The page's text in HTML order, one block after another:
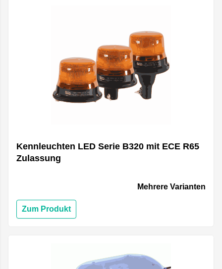
Kennleuchten LED Serie B320 mit ECE R65
Zulassung
Mehrere Varianten
Zum Produkt